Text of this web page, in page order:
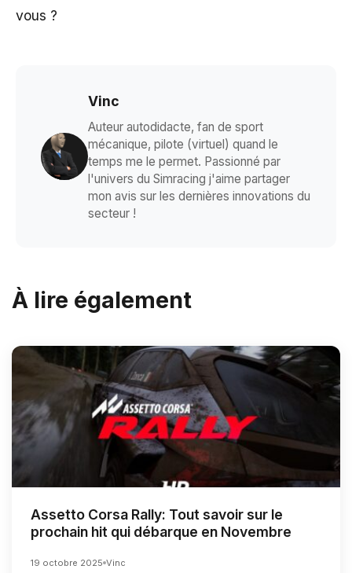
vous ?
Vinc
Auteur autodidacte, fan de sport
mécanique, pilote (virtuel) quand le
temps me le permet. Passionné par
l'univers du Simracing j'aime partager
mon avis sur les dernières innovations du
secteur !
À lire également
Assetto Corsa Rally: Tout savoir sur le
prochain hit qui débarque en Novembre
19 octobre 2025 Vinc